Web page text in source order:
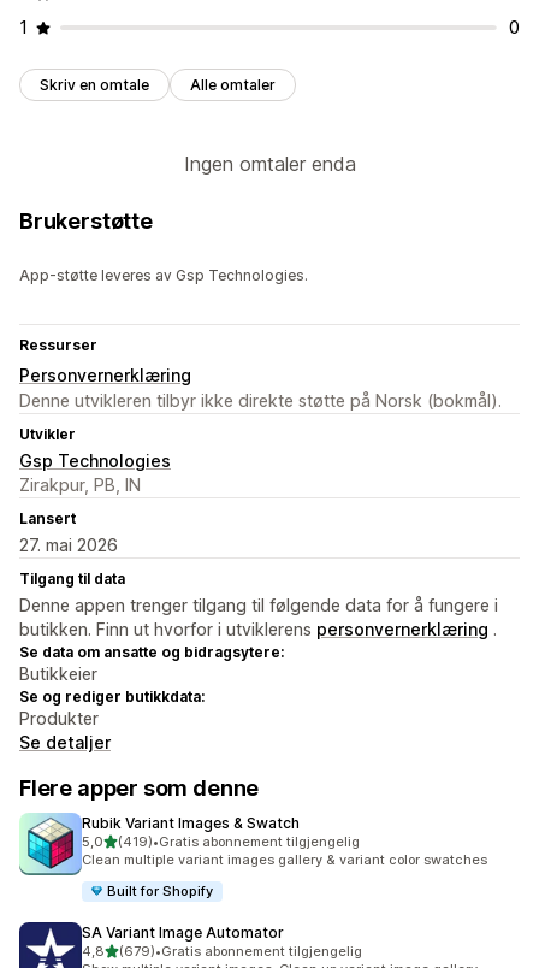
1
0
Skriv en omtale Alle omtaler
Ingen omtaler enda
Brukerstøtte
App-støtte leveres av Gsp Technologies.
Ressurser
Personvernerklæring
Denne utvikleren tilbyr ikke direkte støtte på Norsk (bokmål).
Utvikler
Gsp Technologies
Zirakpur, PB, IN
Lansert
27. mai 2026
Tilgang til data
Denne appen trenger tilgang til følgende data for å fungere i
butikken. Finn ut hvorfor i utviklerens personvernerklæring .
Se data om ansatte og bidragsytere:
Butikkeier
Se og rediger butikkdata:
Produkter
Se detaljer
Flere apper som denne
Rubik Variant Images & Swatch
5,0av 5 stjerner
(419)
Totalt 419 omtaler
•Gratis abonnement tilgjengelig
Clean multiple variant images gallery & variant color swatches
Built for Shopify
SA Variant Image Automator
4,8av 5 stjerner
(679)
Totalt 679 omtaler
•Gratis abonnement tilgjengelig